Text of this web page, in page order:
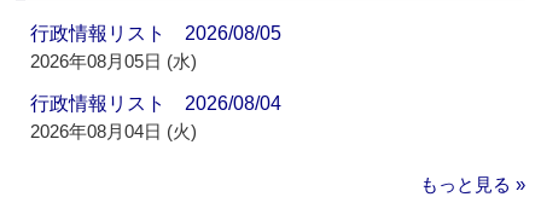
行政情報リスト 2026/08/05
2026年08月05日 (水)
行政情報リスト 2026/08/04
2026年08月04日 (火)
もっと見る »